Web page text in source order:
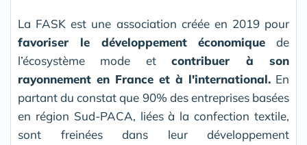
La FASK est une association créée en 2019 pour
favoriser le développement économique de
l’écosystème mode etcontribuer à son
rayonnement en France et à l'international. En
partant du constat que 90% des entreprises basées
en région Sud-PACA, liées à la confection textile,
sont freinées dans leur développement